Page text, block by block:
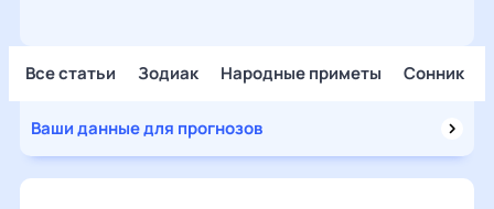
Все статьи Зодиак Народные приметы Сонник
Ваши данные для прогнозов